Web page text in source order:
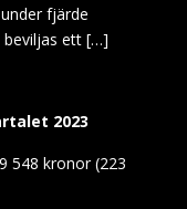
fjärde
beviljas ett […]
2023
548 kronor (223